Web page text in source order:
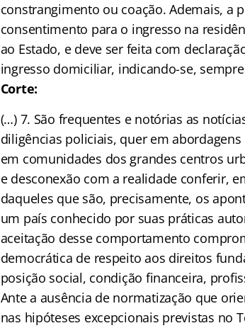
constrangimento ou coação. Ademais, a
consentimento para o ingresso na
ao Estado, e deve ser feita com
ingresso domiciliar, indicando-se,
Corte:
(…) 7. São frequentes e notórias as
diligências policiais, quer em
em comunidades dos grandes centros
e desconexão com a realidade conferir,
daqueles que são, precisamente, os
um país conhecido por suas práticas
aceitação desse comportamento
democrática de respeito aos direitos
posição social, condição financeira,
Ante a ausência de normatização que
nas hipóteses excepcionais previstas no